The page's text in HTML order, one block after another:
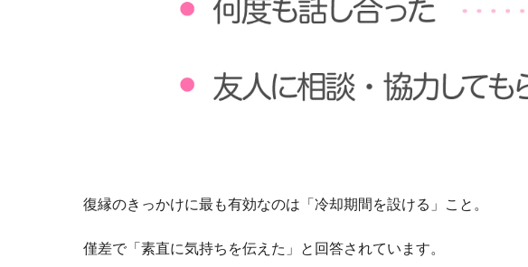
復縁のきっかけに最も有効なのは「冷却期間を設ける」こと。
僅差で「素直に気持ちを伝えた」と回答されています。